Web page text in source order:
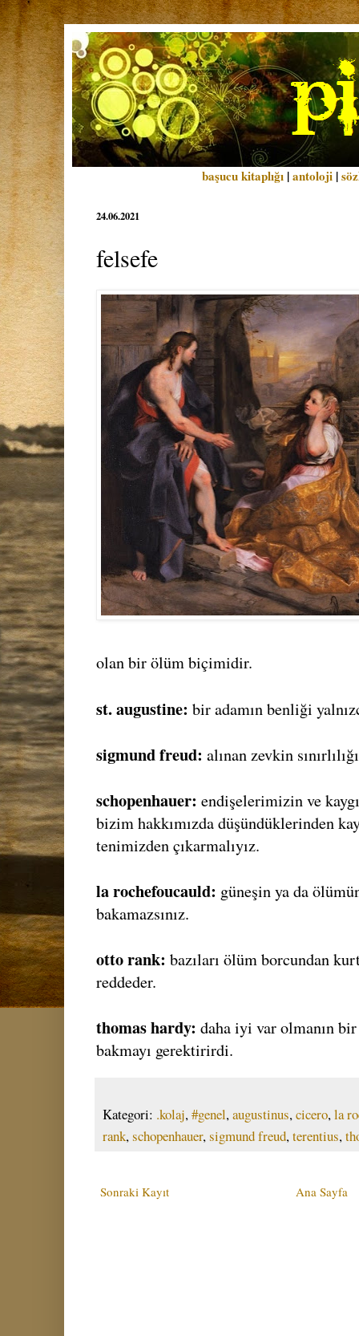
başucu kitaplığı |antoloji |
24.06.2021
felsefe
olan bir ölüm biçimidir.
st. augustine: bir adamın benliği
sigmund freud: alınan zevkin
schopenhauer: endişelerimizin ve
bizim hakkımızda düşündüklerinden
tenimizden çıkarmalıyız.
la rochefoucauld: güneşin ya da
bakamazsınız.
otto rank: bazıları ölüm borcundan
reddeder.
thomas hardy: daha iyi var olmanın
bakmayı gerektirirdi.
Kategori: .kolaj,#genel,augustinus,cicero,la
rank,schopenhauer,sigmund freud,terentius,
Sonraki Kayıt Ana Sayfa